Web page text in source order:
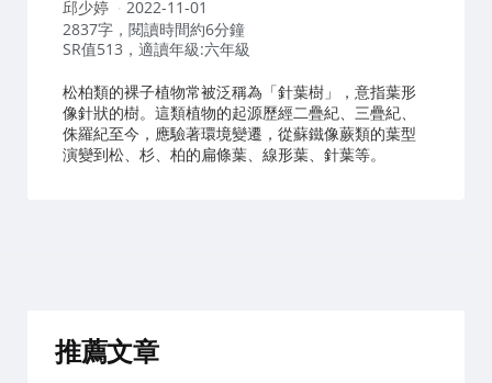
作
者：
邱少婷
2022-11-01
2837字，閱讀時間約6分鐘
SR值513，適讀年級:六年級
松柏類的裸子植物常被泛稱為「針葉樹」，意指葉形
像針狀的樹。這類植物的起源歷經二疊紀、三疊紀、
侏羅紀至今，應驗著環境變遷，從蘇鐵像蕨類的葉型
演變到松、杉、柏的扁條葉、線形葉、針葉等。
推薦文章